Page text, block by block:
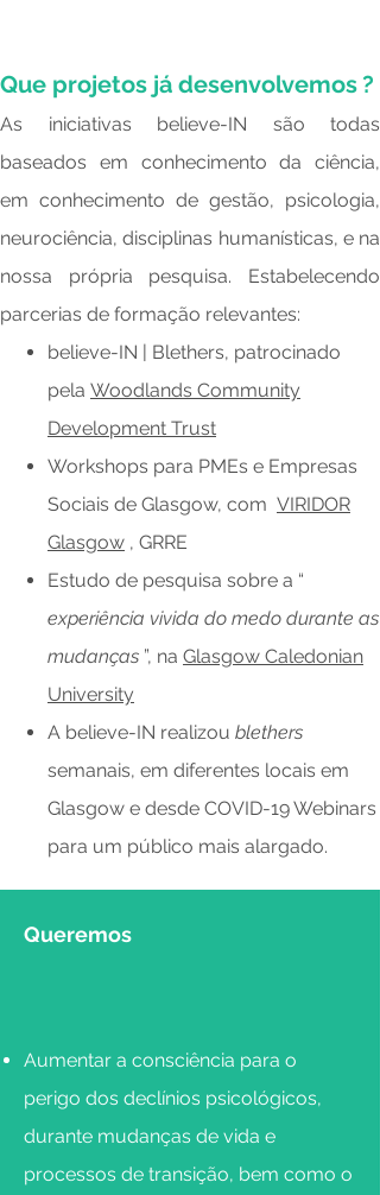
Que projetos já desenvolvemos ?
As iniciativas believe-IN são todas
baseados em conhecimento da ciência,
em conhecimento de gestão, psicologia,
neurociência, disciplinas humanísticas, e na
nossa própria pesquisa. Estabelecendo
parcerias de formação relevantes:
believe-IN | Blethers, patrocinado
pela Woodlands Community
Development Trust
Workshops para PMEs e Empresas
Sociais de Glasgow, com VIRIDOR
Glasgow , GRRE
Estudo de pesquisa sobre a “
experiência vivida do medo durante as
mudanças ”, na Glasgow Caledonian
University
A believe-IN realizou blethers
semanais, em diferentes locais em
Glasgow e desde COVID-19 Webinars
para um público mais alargado.
Queremos
Aumentar a consciência para o
perigo dos declínios psicológicos,
durante mudanças de vida e
processos de transição, bem como o